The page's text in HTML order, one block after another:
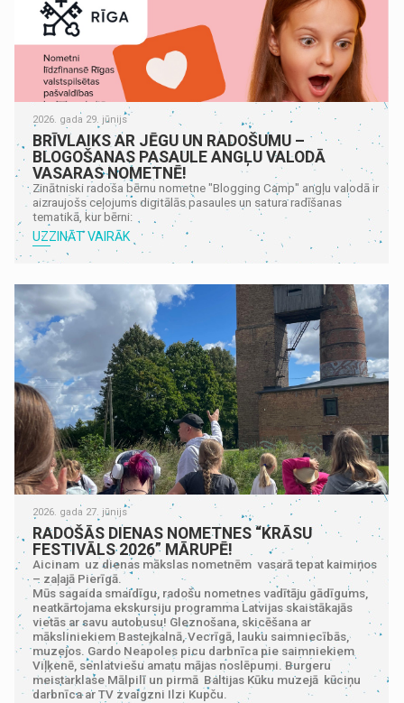
2026. gada 29. jūnijs
BRĪVLAIKS AR JĒGU UN RADOŠUMU –
BLOGOŠANAS PASAULE ANGĻU VALODĀ
VASARAS NOMETNĒ!
Zinātniski radoša bērnu nometne "Blogging Camp" angļu valodā ir
aizraujošs ceļojums digitālās pasaules un satura radīšanas
tematikā, kur bērni:
UZZINĀT VAIRĀK
2026. gada 27. jūnijs
RADOŠĀS DIENAS NOMETNES “KRĀSU
FESTIVĀLS 2026” MĀRUPĒ!
Aicinam uz dienas mākslas nometnēm vasarā tepat kaimiņos
– zaļajā Pierīgā.
Mūs sagaida smaidīgu, radošu nometnes vadītāju gādīgums,
neatkārtojama ekskursiju programma Latvijas skaistākajās
vietās ar savu autobusu! Gleznošana, skicēšana ar
māksliniekiem Bastejkalnā, Vecrīgā, lauku saimniecībās,
muzejos. Gardo Neapoles picu darbnīca pie saimniekiem
Viļķenē, senlatviešu amatu mājas noslēpumi. Burgeru
meistarklase Mālpilī un pirmā Baltijas Kūku muzejā kūciņu
darbnīca ar TV zvaigzni Ilzi Kupču.